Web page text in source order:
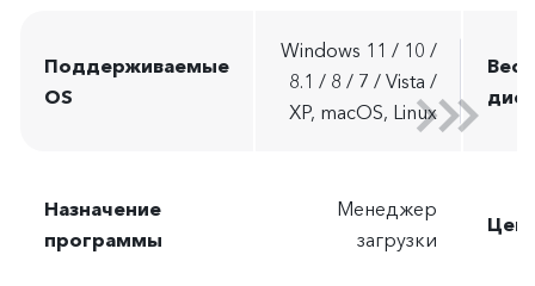
Поддерживаемые
OS
Windows 11 / 10 /
8.1 / 8 / 7 / Vista /
XP, macOS, Linux
Вес
Назначение
программы
Менеджер
загрузки